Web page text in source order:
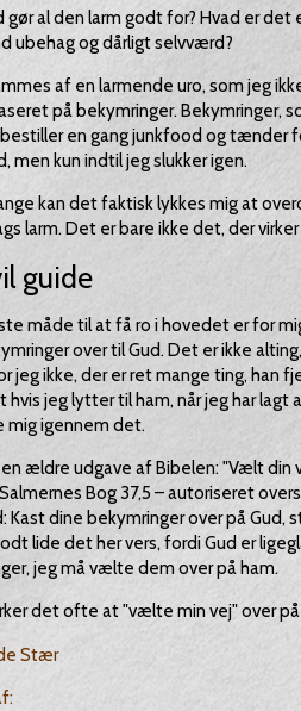
gør al den larm godt for? Hvad er
ubehag og dårligt selvværd?
af en larmende uro, som jeg
på bekymringer. Bekymringer,
en gang junkfood og tænder
men kun indtil jeg slukker igen.
kan det faktisk lykkes mig at
larm. Det er bare ikke det, der
guide
måde til at få ro i hovedet er for
over til Gud. Det er ikke
jeg ikke, der er ret mange ting, han
hvis jeg lytter til ham, når jeg har lagt
mig igennem det.
ældre udgave af Bibelen: "Vælt din
Bog 37,5 – autoriseret
Kast dine bekymringer over på Gud,
lide det her vers, fordi Gud er
jeg må vælte dem over på ham.
det ofte at "vælte min vej" over